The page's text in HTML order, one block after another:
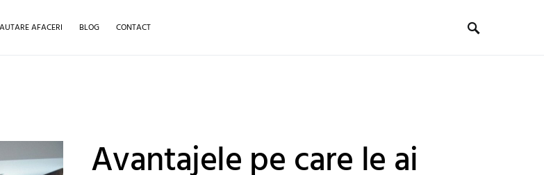
AFACERI BLOG CONTACT
Avantajele pe care le ai